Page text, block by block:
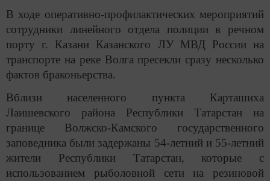
В ходе оперативно-профилактических мероприятий
сотрудники линейного отдела полиции в речном
порту г. Казани Казанского ЛУ МВД России на
транспорте на реке Волга пресекли сразу несколько
фактов браконьерства.
Вблизи населенного пункта Карташиха
Лаишевского района Республики Татарстан на
границе Волжско-Камского государственного
заповедника были задержаны 54-летний и 55-летний
жители Республики Татарстан, которые с
использованием рыболовной сети на резиновой